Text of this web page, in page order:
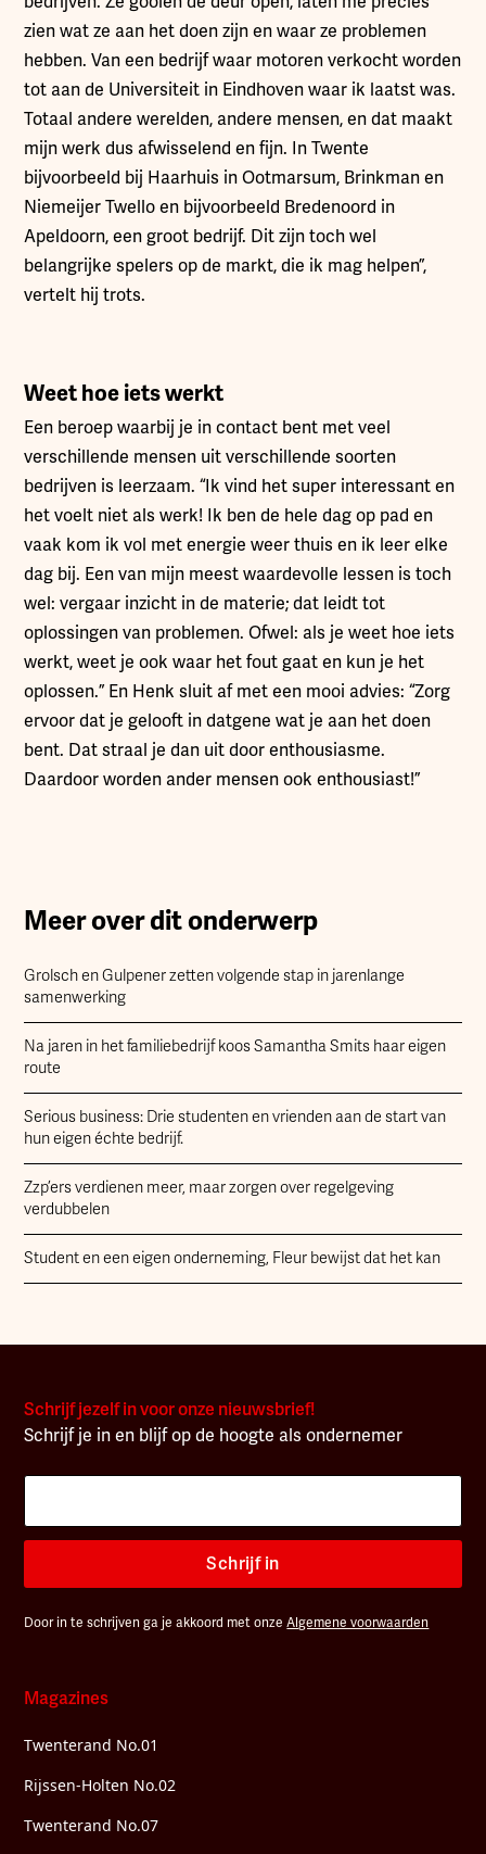
zien wat ze aan het doen zijn en waar ze problemen
hebben. Van een bedrijf waar motoren verkocht worden
tot aan de Universiteit in Eindhoven waar ik laatst was.
Totaal andere werelden, andere mensen, en dat maakt
mijn werk dus afwisselend en fijn. In Twente
bijvoorbeeld bij Haarhuis in Ootmarsum, Brinkman en
Niemeijer Twello en bijvoorbeeld Bredenoord in
Apeldoorn, een groot bedrijf. Dit zijn toch wel
belangrijke spelers op de markt, die ik mag helpen”,
vertelt hij trots.
Weet hoe iets werkt
Een beroep waarbij je in contact bent met veel
verschillende mensen uit verschillende soorten
bedrijven is leerzaam. “Ik vind het super interessant en
het voelt niet als werk! Ik ben de hele dag op pad en
vaak kom ik vol met energie weer thuis en ik leer elke
dag bij. Een van mijn meest waardevolle lessen is toch
wel: vergaar inzicht in de materie; dat leidt tot
oplossingen van problemen. Ofwel: als je weet hoe iets
werkt, weet je ook waar het fout gaat en kun je het
oplossen.” En Henk sluit af met een mooi advies: “Zorg
ervoor dat je gelooft in datgene wat je aan het doen
bent. Dat straal je dan uit door enthousiasme.
Daardoor worden ander mensen ook enthousiast!”
Meer over dit onderwerp
Grolsch en Gulpener zetten volgende stap in jarenlange
samenwerking
Na jaren in het familiebedrijf koos Samantha Smits haar eigen
route
Serious business: Drie studenten en vrienden aan de start van
hun eigen échte bedrijf.
Zzp’ers verdienen meer, maar zorgen over regelgeving
verdubbelen
Student en een eigen onderneming, Fleur bewijst dat het kan
Schrijf jezelf in voor onze nieuwsbrief!
Schrijf je in en blijf op de hoogte als ondernemer
Schrijf in
Door in te schrijven ga je akkoord met onzeAlgemene voorwaarden
Magazines
Twenterand No.01
Rijssen-Holten No.02
Twenterand No.07